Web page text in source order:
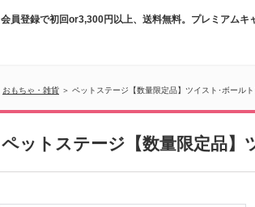
会員登録で初回or3,300円以上、送料無料。プレミアムキ
おもちゃ・雑貨 ＞ ペットステージ【数量限定品】ツイスト･ボールト
ペットステージ【数量限定品】